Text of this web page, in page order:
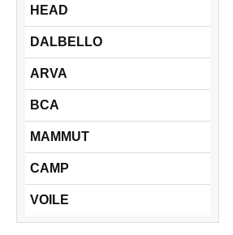
HEAD
DALBELLO
ARVA
BCA
MAMMUT
CAMP
VOILE